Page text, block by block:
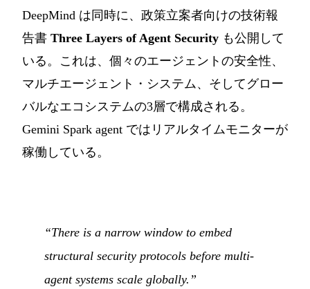
DeepMind は同時に、政策立案者向けの技術報
告書 Three Layers of Agent Security も公開して
いる。これは、個々のエージェントの安全性、
マルチエージェント・システム、そしてグロー
バルなエコシステムの3層で構成される。
Gemini Spark agent ではリアルタイムモニターが
稼働している。
“There is a narrow window to embed
structural security protocols before multi-
agent systems scale globally.”